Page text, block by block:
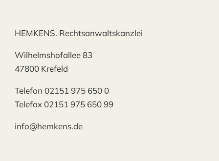
HEMKENS. Rechtsanwaltskanzlei
Wilhelmshofallee 83
47800 Krefeld
Telefon 02151 975 650 0
Telefax 02151 975 650 99
info@hemkens.de